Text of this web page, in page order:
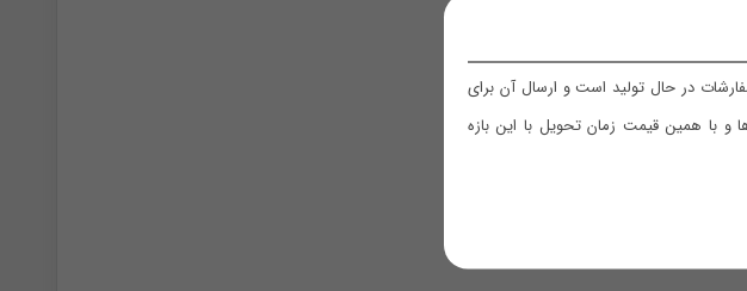
در حال تولید است و ارسال آن برای
با همین قیمت زمان تحویل با این بازه